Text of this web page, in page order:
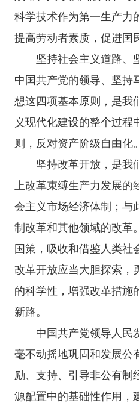
科学技术作为第一生产力
提高劳动者素质，促进国
坚持社会主义道路、
中国共产党的领导、坚持
想这四项基本原则，是我
义现代化建设的整个过程
则，反对资产阶级自由化。
坚持改革开放，是我
上改革束缚生产力发展的
会主义市场经济体制；与
制改革和其他领域的改革
国策，吸收和借鉴人类社
改革开放应当大胆探索，
的科学性，增强改革措施
新路。
中国共产党领导人民
毫不动摇地巩固和发展公
励、支持、引导非公有制
源配置中的基础性作用，